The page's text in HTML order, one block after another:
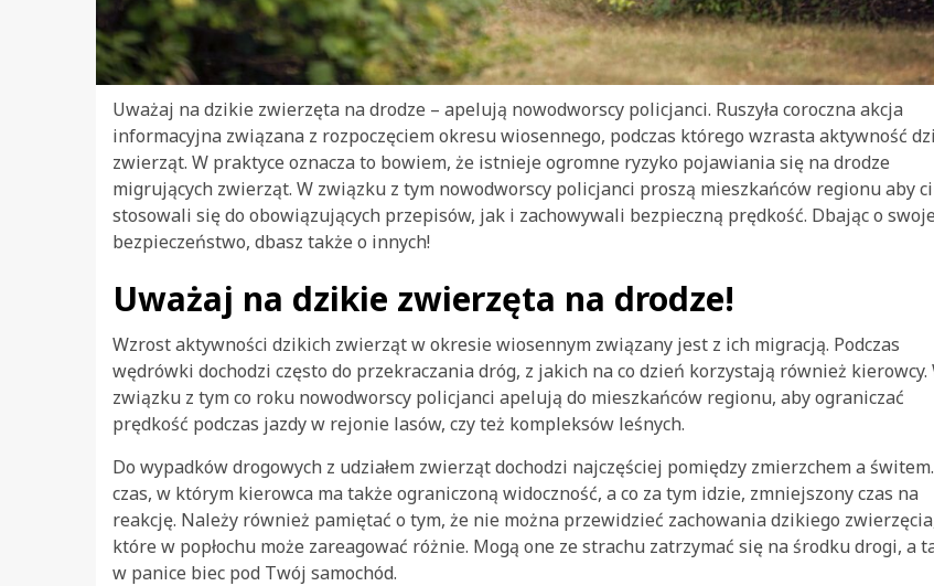
Uważaj na dzikie zwierzęta na drodze – apelują nowodworscy policjanci. Ruszyła coroczna akcja
informacyjna związana z rozpoczęciem okresu wiosennego, podczas którego wzrasta aktywność
zwierząt. W praktyce oznacza to bowiem, że istnieje ogromne ryzyko pojawiania się na drodze
migrujących zwierząt. W związku z tym nowodworscy policjanci proszą mieszkańców regionu aby ci
stosowali się do obowiązujących przepisów, jak i zachowywali bezpieczną prędkość. Dbając o swoje
bezpieczeństwo, dbasz także o innych!
Uważaj na dzikie zwierzęta na drodze!
Wzrost aktywności dzikich zwierząt w okresie wiosennym związany jest z ich migracją. Podczas
wędrówki dochodzi często do przekraczania dróg, z jakich na co dzień korzystają również kierowcy.
związku z tym co roku nowodworscy policjanci apelują do mieszkańców regionu, aby ograniczać
prędkość podczas jazdy w rejonie lasów, czy też kompleksów leśnych.
Do wypadków drogowych z udziałem zwierząt dochodzi najczęściej pomiędzy zmierzchem a
czas, w którym kierowca ma także ograniczoną widoczność, a co za tym idzie, zmniejszony czas na
reakcję. Należy również pamiętać o tym, że nie można przewidzieć zachowania dzikiego
które w popłochu może zareagować różnie. Mogą one ze strachu zatrzymać się na środku drogi, a
w panice biec pod Twój samochód.